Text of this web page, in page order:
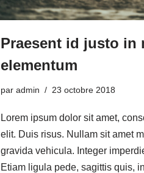
Praesent id justo in
elementum
par admin 23 octobre 2018
Lorem ipsum dolor sit amet,
elit. Duis risus. Nullam sit amet
gravida vehicula. Integer
Etiam ligula pede, sagittis quis,